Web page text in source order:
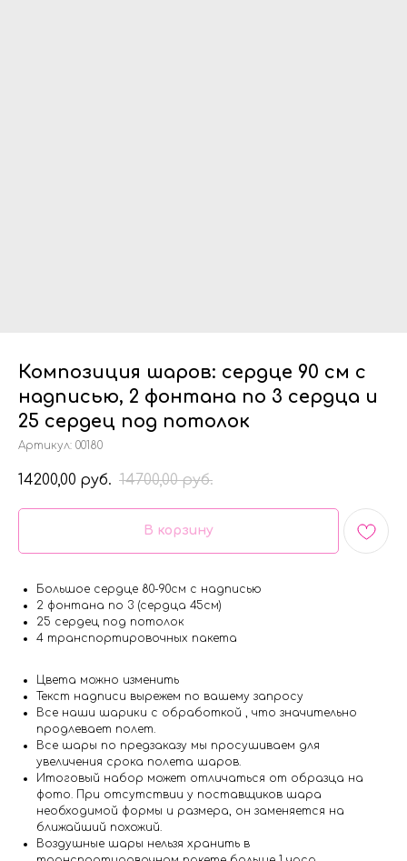
Композиция шаров: сердце 90 см с
надписью, 2 фонтана по 3 сердца и
25 сердец под потолок
Артикул: 00180
14200,00 руб. 14700,00 руб.
В корзину
Большое сердце 80-90см с надписью
2 фонтана по 3 (сердца 45см)
25 сердец под потолок
4 транспортировочных пакета
Цвета можно изменить
Текст надписи вырежем по вашему запросу
Все наши шарики с обработкой , что значительно
продлевает полет.
Все шары по предзаказу мы просушиваем для
увеличения срока полета шаров.
Итоговый набор может отличаться от образца на
фото. При отсутствии у поставщиков шара
необходимой формы и размера, он заменяется на
ближайший похожий.
Воздушные шары нельзя хранить в